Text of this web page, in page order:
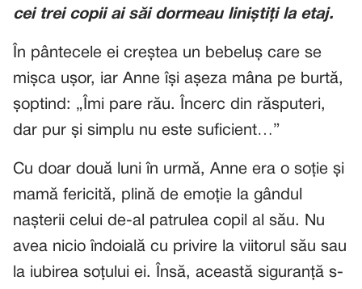
cei trei copii ai săi dormeau liniștiți la etaj.
În pântecele ei creștea un bebeluș care se
mișca ușor, iar Anne își așeza mâna pe burtă,
șoptind: „Îmi pare rău. Încerc din răsputeri,
dar pur și simplu nu este suficient…”
Cu doar două luni în urmă, Anne era o soție și
mamă fericită, plină de emoție la gândul
nașterii celui de-al patrulea copil al său. Nu
avea nicio îndoială cu privire la viitorul său sau
la iubirea soțului ei. Însă, această siguranță s-